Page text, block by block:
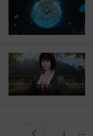
1 ...